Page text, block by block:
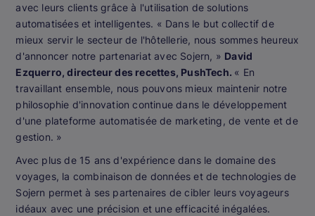
avec leurs clients grâce à l'utilisation de solutions
automatisées et intelligentes. « Dans le but collectif de
mieux servir le secteur de l'hôtellerie, nous sommes heureux
d'annoncer notre partenariat avec Sojern, » David
Ezquerro, directeur des recettes, PushTech. « En
travaillant ensemble, nous pouvons mieux maintenir notre
philosophie d'innovation continue dans le développement
d'une plateforme automatisée de marketing, de vente et de
gestion. »
Avec plus de 15 ans d'expérience dans le domaine des
voyages, la combinaison de données et de technologies de
Sojern permet à ses partenaires de cibler leurs voyageurs
idéaux avec une précision et une efficacité inégalées.